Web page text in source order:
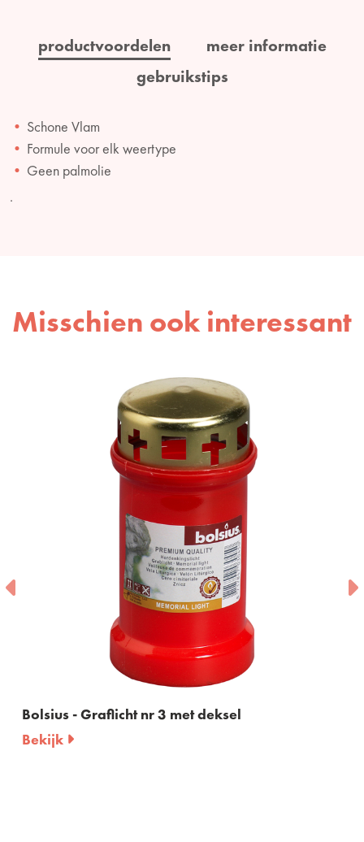
productvoordelen
meer informatie
gebruikstips
Schone Vlam
Formule voor elk weertype
Geen palmolie
.
Misschien ook interessant
Bolsius - Graflicht nr 3 met deksel
Bekijk